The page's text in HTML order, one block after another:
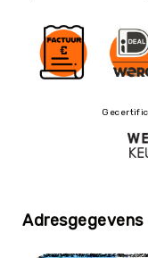
-
Adresgegevens